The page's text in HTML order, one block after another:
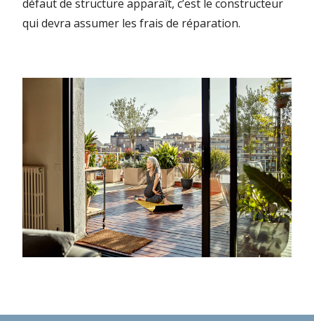
défaut de structure apparaît, c’est le constructeur
qui devra assumer les frais de réparation.